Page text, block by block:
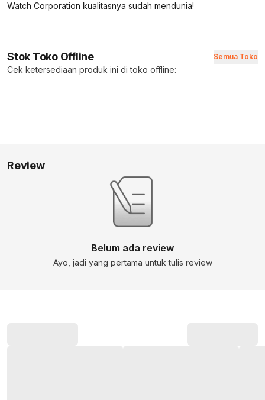
Watch Corporation kualitasnya sudah mendunia!
Stok Toko Offline Semua Toko
Cek ketersediaan produk ini di toko offline:
Review
Belum ada review
Ayo, jadi yang pertama untuk tulis review